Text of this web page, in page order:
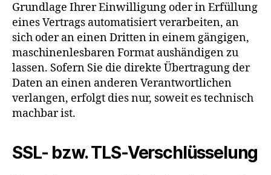
Grundlage Ihrer Einwilligung oder in Erfüllung
eines Vertrags automatisiert verarbeiten, an
sich oder an einen Dritten in einem gängigen,
maschinenlesbaren Format aushändigen zu
lassen. Sofern Sie die direkte Übertragung der
Daten an einen anderen Verantwortlichen
verlangen, erfolgt dies nur, soweit es technisch
machbar ist.
SSL- bzw. TLS-Verschlüsselung